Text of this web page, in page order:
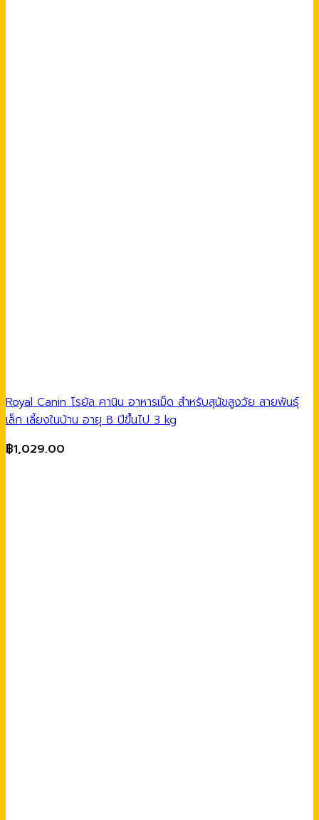
Royal Canin โรยัล คานิน อาหารเม็ด สำหรับสุนัขสูงวัย สายพันธุ์
เล็ก เลี้ยงในบ้าน อายุ 8 ปีขึ้นไป 3 kg
฿1,029.00